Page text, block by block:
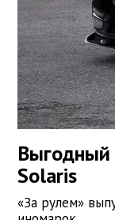
Выгодный
Solaris
«За рулем»